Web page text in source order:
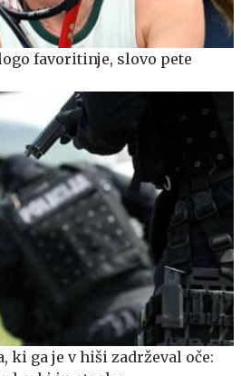
favoritinje, slovo pete
ki ga je v hiši zadrževal oče: